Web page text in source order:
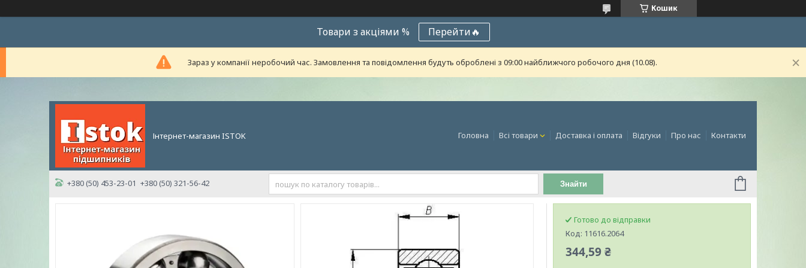
Кошик
Товари з акціями % Перейти🔥
Зараз у компанії неробочий час. Замовлення та повідомлення будуть оброблені з 09:00 найближчого робочого дня (10.08).
Інтернет-магазин ISTOK Головна Всі товари Доставка і оплата Відгуки Про нас Контакти
+380 (50) 453-23-01 +380 (50) 321-56-42 Знайти
Готово до відправки
Код: 11616.2064
344,59 ₴